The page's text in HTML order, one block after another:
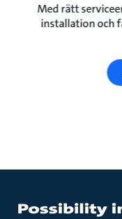
Med rätt
installation och